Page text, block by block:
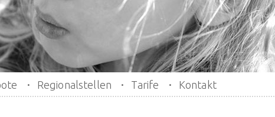
• Regionalstellen • Tarife • Kontakt